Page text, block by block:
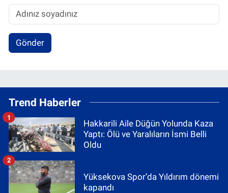
Gönder
Trend Haberler
Hakkarili Aile Düğün Yolunda Kaza
Yaptı: Ölü ve Yaralıların İsmi Belli
Oldu
1
Yüksekova Spor’da Yıldırım dönemi
kapandı
2